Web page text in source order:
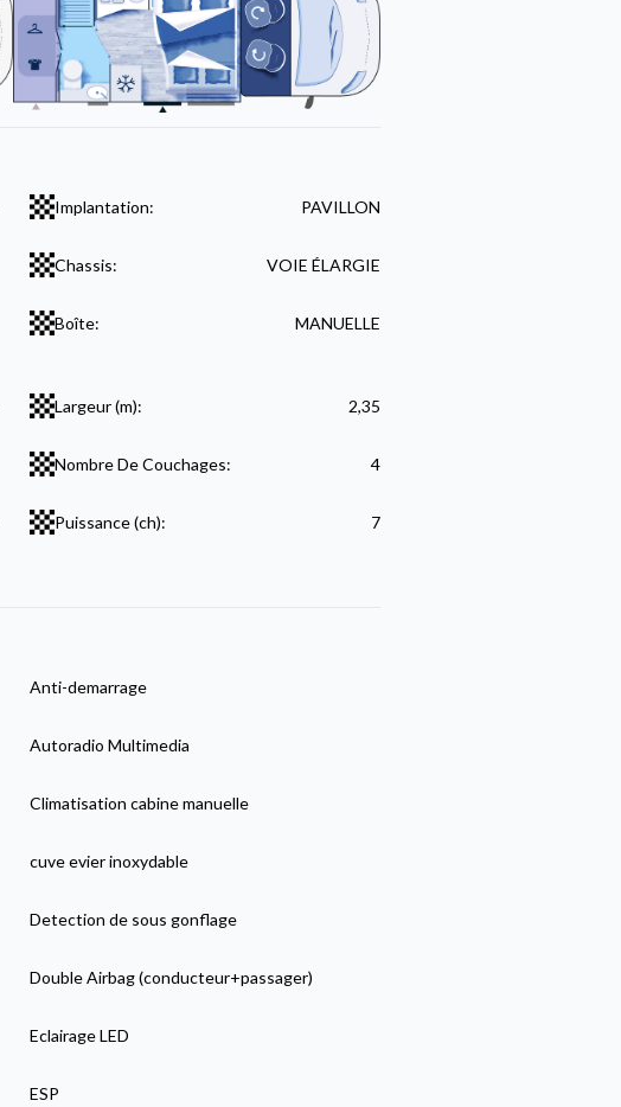
Implantation: PAVILLON
Chassis: VOIE ÉLARGIE
Boîte: MANUELLE
Largeur (m): 2,35
Nombre De Couchages: 4
Puissance (ch): 7
Anti-demarrage
Autoradio Multimedia
Climatisation cabine manuelle
cuve evier inoxydable
Detection de sous gonflage
Double Airbag (conducteur+passager)
Eclairage LED
ESP